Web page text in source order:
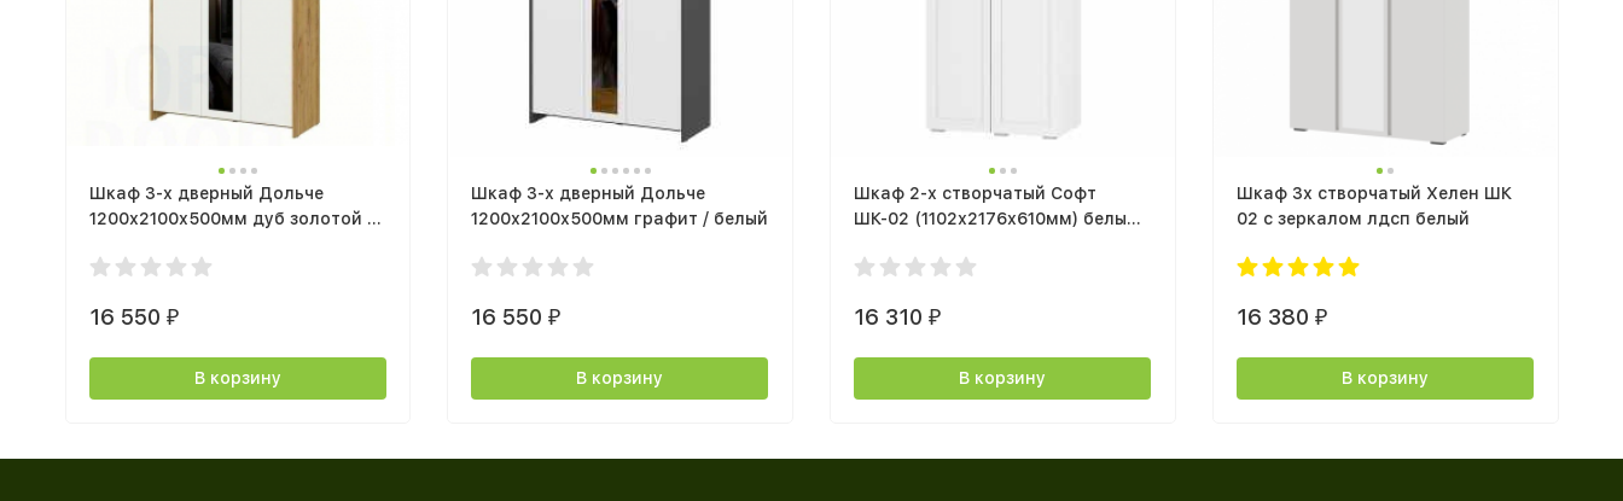
Шкаф 3-х дверный Дольче
1200х2100х500мм дуб золотой /
16 550 ₽
В корзину
Шкаф 3-х дверный Дольче
1200х2100х500мм графит / белый
16 550₽
В корзину
Шкаф 2-х створчатый Софт
ШК-02 (1102х2176х610мм) белый /
16 310 ₽
В корзину
Шкаф 3х створчатый Хелен ШК
02 с зеркалом лдсп белый
16 380 ₽
В корзину